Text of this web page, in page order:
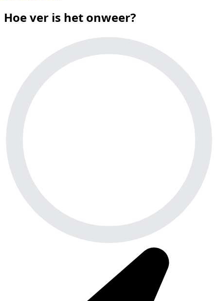
Hoe ver is het onweer?